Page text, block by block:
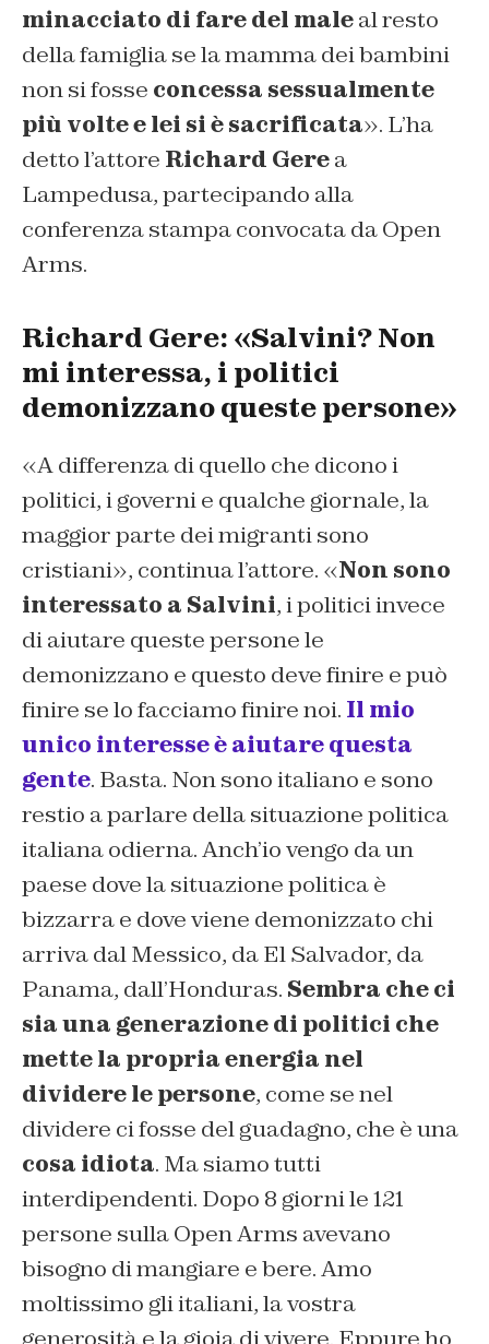
minacciato di fare del maleal resto
della famiglia se la mamma dei bambini
non si fosse concessa sessualmente
più volte e lei si è sacrificata». L’ha
detto l’attore Richard Gerea
Lampedusa, partecipando alla
conferenza stampa convocata da Open
Arms.
Richard Gere: «Salvini? Non
mi interessa, i politici
demonizzano queste persone»
«A differenza di quello che dicono i
politici, i governi e qualche giornale, la
maggior parte dei migranti sono
cristiani», continua l’attore. «Non sono
interessato a Salvini, i politici invece
di aiutare queste persone le
demonizzano e questo deve finire e può
finire se lo facciamo finire noi. Il mio
unico interesse è aiutare questa
gente. Basta. Non sono italiano e sono
restio a parlare della situazione politica
italiana odierna. Anch’io vengo da un
paese dove la situazione politica è
bizzarra e dove viene demonizzato chi
arriva dal Messico, da El Salvador, da
Panama, dall’Honduras. Sembra che ci
sia una generazione di politici che
mette la propria energia nel
dividere le persone, come se nel
dividere ci fosse del guadagno, che è una
cosa idiota. Ma siamo tutti
interdipendenti. Dopo 8 giorni le 121
persone sulla Open Arms avevano
bisogno di mangiare e bere. Amo
moltissimo gli italiani, la vostra
generosità e la gioia di vivere. Eppure ho